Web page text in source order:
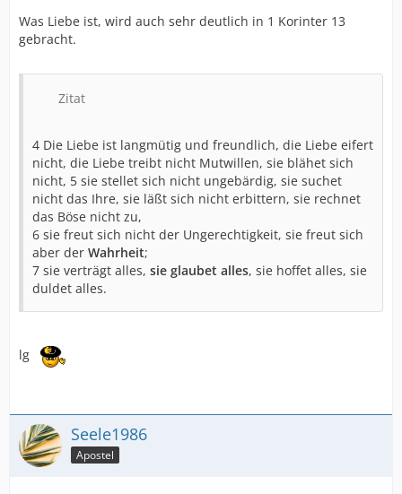
Was Liebe ist, wird auch sehr deutlich in 1 Korinter 13
gebracht.
Zitat
4 Die Liebe ist langmütig und freundlich, die Liebe eifert
nicht, die Liebe treibt nicht Mutwillen, sie blähet sich
nicht, 5 sie stellet sich nicht ungebärdig, sie suchet
nicht das Ihre, sie läßt sich nicht erbittern, sie rechnet
das Böse nicht zu,
6 sie freut sich nicht der Ungerechtigkeit, sie freut sich
aber der Wahrheit;
7 sie verträgt alles, sie glaubet alles, sie hoffet alles, sie
duldet alles.
lg
Seele1986
Apostel